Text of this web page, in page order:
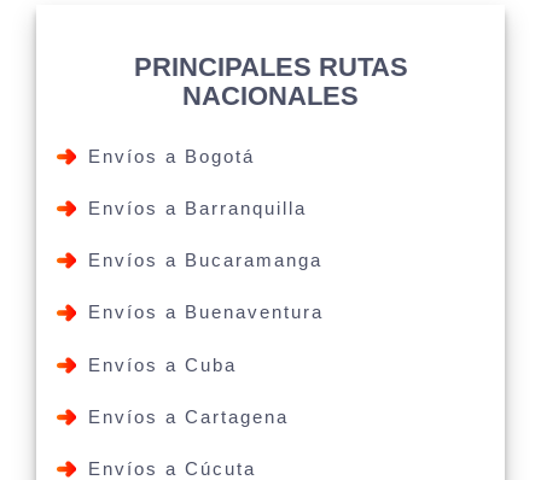
PRINCIPALES RUTAS
NACIONALES
Envíos a Bogotá
Envíos a Barranquilla
Envíos a Bucaramanga
Envíos a Buenaventura
Envíos a Cuba
Envíos a Cartagena
Envíos a Cúcuta